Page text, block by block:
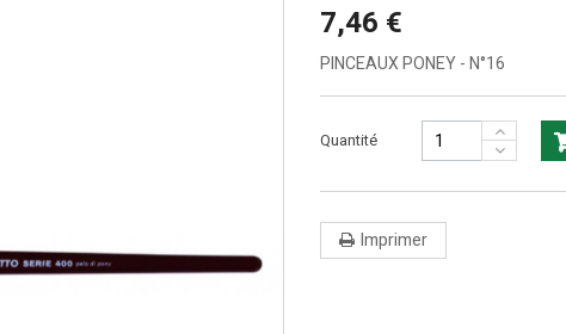
7,46 €
PINCEAUX PONEY - N°16
Quantité
Imprimer